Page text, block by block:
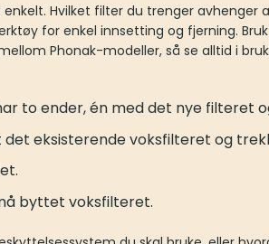
Hvilket filter du trenger avhenger
for enkel innsetting og fjerning.
Phonak-modeller, så se alltid i
to ender, én med det nye filteret
eksisterende voksfilteret og
byttet voksfilteret.